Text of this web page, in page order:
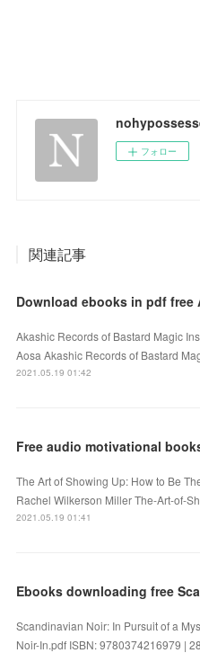
フォロー
関連記事
Download ebooks in pdf free
Akashic Records of Bastard Magic
Aosa Akashic Records of Bastard
2021.05.19 01:42
Free audio motivational
The Art of Showing Up: How to Be
Rachel Wilkerson Miller The-Art-of-
2021.05.19 01:41
Scandinavian Noir: In Pursuit of a
Noir-In.pdf ISBN: 9780374216979 |